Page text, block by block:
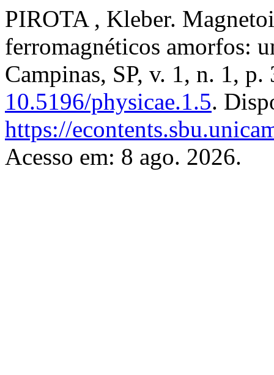
PIROTA , Kleber.
ferromagnéticos amorfos:
Campinas, SP, v. 1, n. 1,
10.5196/physicae.1.5.
https://
Acesso em: 8 ago. 2026.